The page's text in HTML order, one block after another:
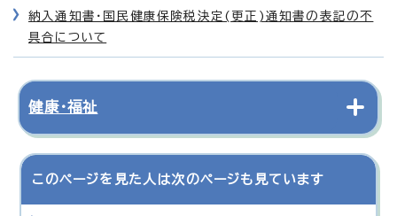
納入通知書・国民健康保険税決定(更正)通知書の表記の不
具合について
健康・福祉
このページを見た人は次のページも見ています